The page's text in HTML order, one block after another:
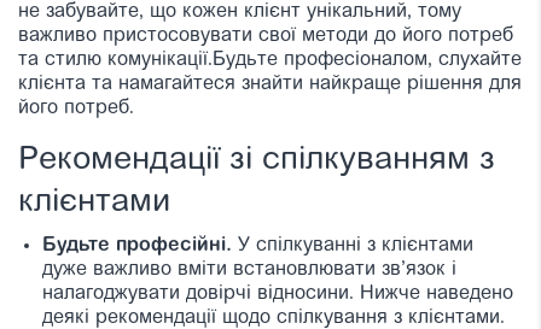
не забувайте, що кожен клієнт унікальний, тому
важливо пристосовувати свої методи до його потреб
та стилю комунікації.Будьте професіоналом, слухайте
клієнта та намагайтеся знайти найкраще рішення для
його потреб.
Рекомендації зі спілкуванням з
клієнтами
Будьте професійні. У спілкуванні з клієнтами
дуже важливо вміти встановлювати зв’язок і
налагоджувати довірчі відносини. Нижче наведено
деякі рекомендації щодо спілкування з клієнтами.